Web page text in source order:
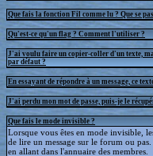
Que fais la fonction Fil comme lu ? Que se
Qu'est-ce qu'un flag ? Comment l'utiliser ?
J'ai voulu faire un copier-coller d'un texte,
par défaut ?
En essayant de répondre à un message, ce
J'ai perdu mon mot de passe, puis-je le
Que fais le mode invisible ?
Lorsque vous êtes en mode invisible,
de lire un message sur le forum ou
en allant dans l'annuaire des membres.